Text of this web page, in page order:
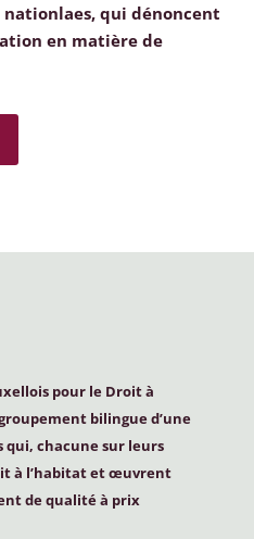
nationlaes, qui dénoncent
en matière de
pour le Droit à
bilingue d’une
qui, chacune sur leurs
à l’habitat et œuvrent
de qualité à prix